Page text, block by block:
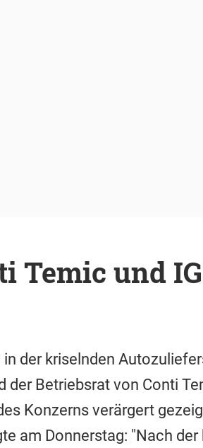
Temic und
der kriselnden
der Betriebsrat von Conti
Konzerns verärgert
am Donnerstag: "Nach der